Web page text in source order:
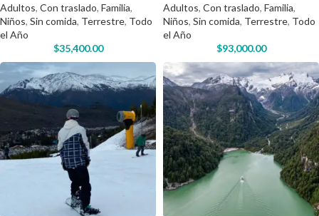
Adultos, Con traslado, Familia,
Niños, Sin comida, Terrestre, Todo
el Año
$35,400.00
Adultos, Con traslado, Familia,
Niños, Sin comida, Terrestre, Todo
el Año
$93,000.00